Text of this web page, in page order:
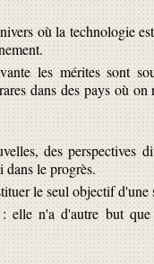
où la technologie
les mérites sont
dans des pays où on
des perspectives
dans le progrès.
le seul objectif d'une
elle n'a d'autre but